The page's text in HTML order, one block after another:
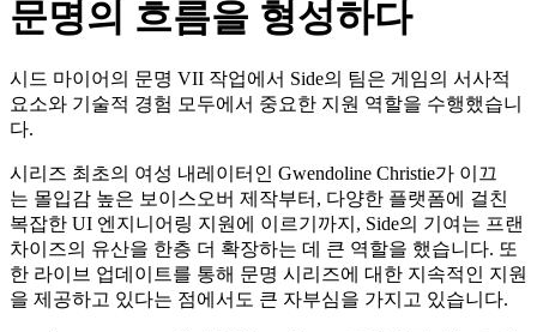
문명의 흐름을 형성하다
시드 마이어의 문명 VII 작업에서 Side의 팀은 게임의 서사적
요소와 기술적 경험 모두에서 중요한 지원 역할을 수행했습니
다.
시리즈 최초의 여성 내레이터인 Gwendoline Christie가 이끄
는 몰입감 높은 보이스오버 제작부터, 다양한 플랫폼에 걸친
복잡한 UI 엔지니어링 지원에 이르기까지, Side의 기여는 프랜
차이즈의 유산을 한층 더 확장하는 데 큰 역할을 했습니다. 또
한 라이브 업데이트를 통해 문명 시리즈에 대한 지속적인 지원
을 제공하고 있다는 점에서도 큰 자부심을 가지고 있습니다.